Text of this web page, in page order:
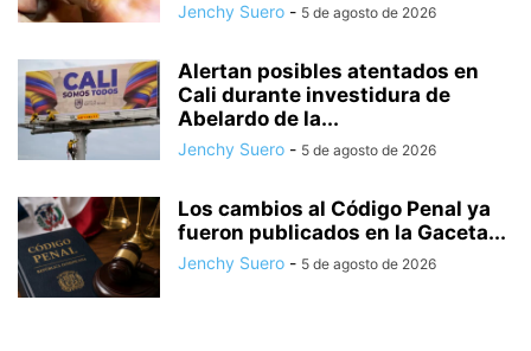
Jenchy Suero - 5 de agosto de 2026
Alertan posibles atentados en
Cali durante investidura de
Abelardo de la...
Jenchy Suero - 5 de agosto de 2026
Los cambios al Código Penal ya
fueron publicados en la Gaceta...
Jenchy Suero - 5 de agosto de 2026